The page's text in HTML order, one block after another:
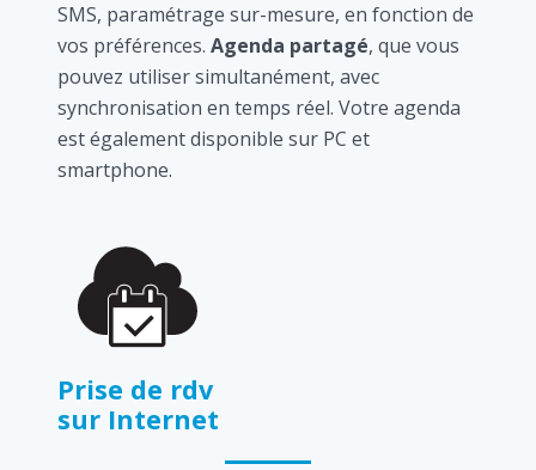
SMS, paramétrage sur-mesure, en fonction de
vos préférences. Agenda partagé, que vous
pouvez utiliser simultanément, avec
synchronisation en temps réel. Votre agenda
est également disponible sur PC et
smartphone.
Prise de rdv
sur Internet